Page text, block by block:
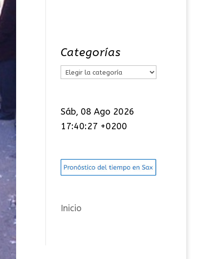
Categorías
C
e
g
r
í
s
Sáb, 08 Ago 2026
17:40:28 +0200
Inicio